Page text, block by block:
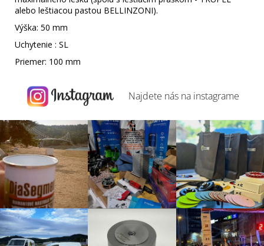
alebo leštiacou pastou BELLINZONI).
Výška: 50 mm
Uchytenie : SL
Priemer: 100 mm
Najdete nás na instagrame